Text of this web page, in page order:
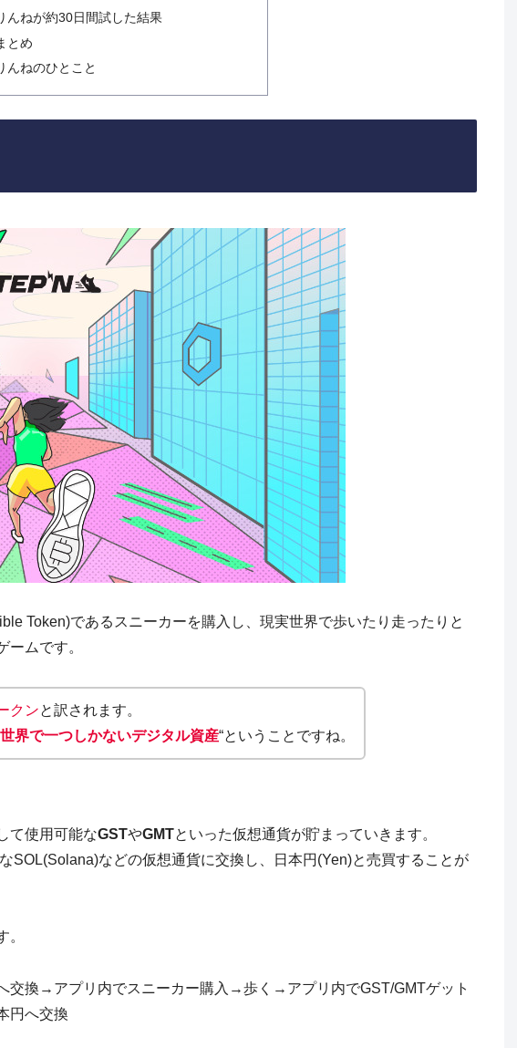
んねが約30日間試した結果
とめ
んねのひとこと
Token)であるスニーカーを購入し、現実世界で歩いたり走ったりと
ムです。
クンと訳されます。
世界で一つしかないデジタル資産“ということですね。
て使用可能なGSTやGMTといった仮想通貨が貯まっていきます。
SOL(Solana)などの仮想通貨に交換し、日本円(Yen)と売買することが
。
交換→アプリ内でスニーカー購入→歩く→アプリ内でGST/GMTゲット
円へ交換